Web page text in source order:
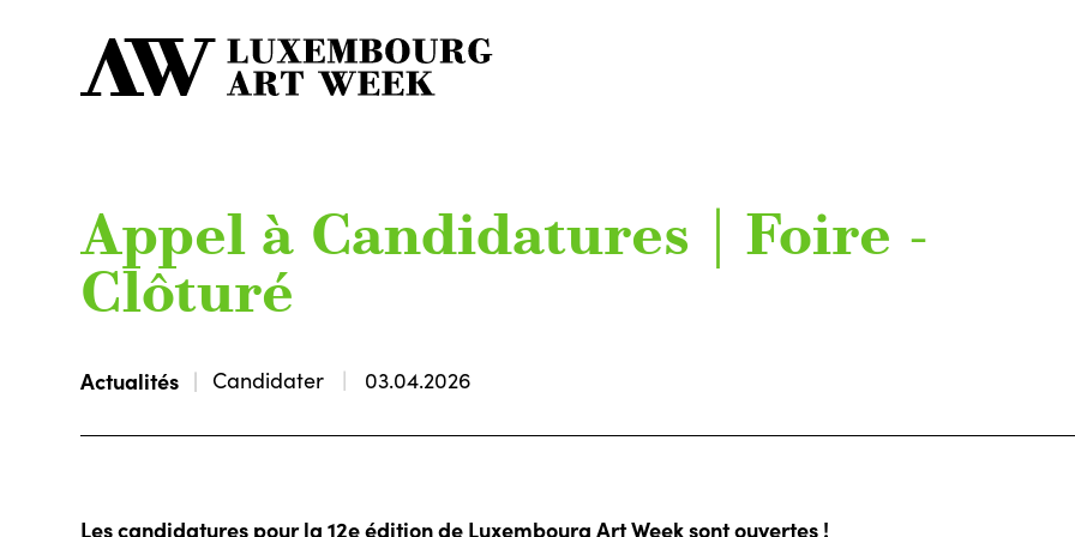
Appel à Candidatures | Foire -
Clôturé
Actualités Candidater 03.04.2026
Les candidatures pour la 12e édition de Luxembourg Art Week sont ouvertes !